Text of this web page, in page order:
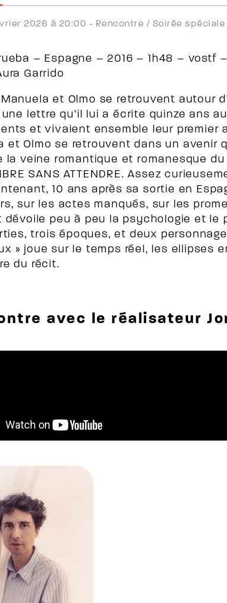
2026 à 20:00 - Rencontre / Soirée spéciale
– Espagne – 2016 – 1h48 – vostf
Garrido
et Olmo se retrouvent autour
lettre qu’il lui a écrite quinze ans
et vivaient ensemble leur premier
et Olmo se retrouvent dans un avenir
la veine romantique et romanesque du
SANS ATTENDRE. Assez
10 ans après sa sortie en
sur les actes manqués, sur les
dévoile peu à peu la psychologie et le
trois époques, et deux
» joue sur le temps réel, les ellipses
du récit.
avec le réalisateur